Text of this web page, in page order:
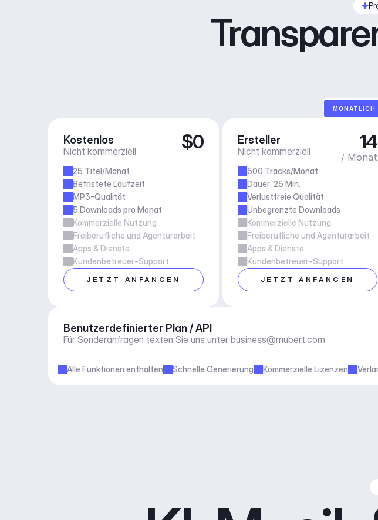
MONATLICH
Kostenlos
Nicht kommerziell $0
25 Titel/Monat
Befristete Laufzeit
MP3-Qualität
5 Downloads pro Monat
Kommerzielle Nutzung
Freiberufliche und Agenturarbeit
Apps & Dienste
Kundenbetreuer-Support
JETZT ANFANGEN
Ersteller
Nicht kommerziell 14
/ Monat
500 Tracks/Monat
Dauer: 25 Min.
Verlustfreie Qualität
Unbegrenzte Downloads
Kommerzielle Nutzung
Freiberufliche und Agenturarbeit
Apps & Dienste
Kundenbetreuer-Support
JETZT ANFANGEN
Benutzerdefinierter Plan / API
Für Sonderanfragen texten Sie uns unter business@mubert.com
Alle Funktionen enthalten Schnelle Generierung Kommerzielle Lizenzen